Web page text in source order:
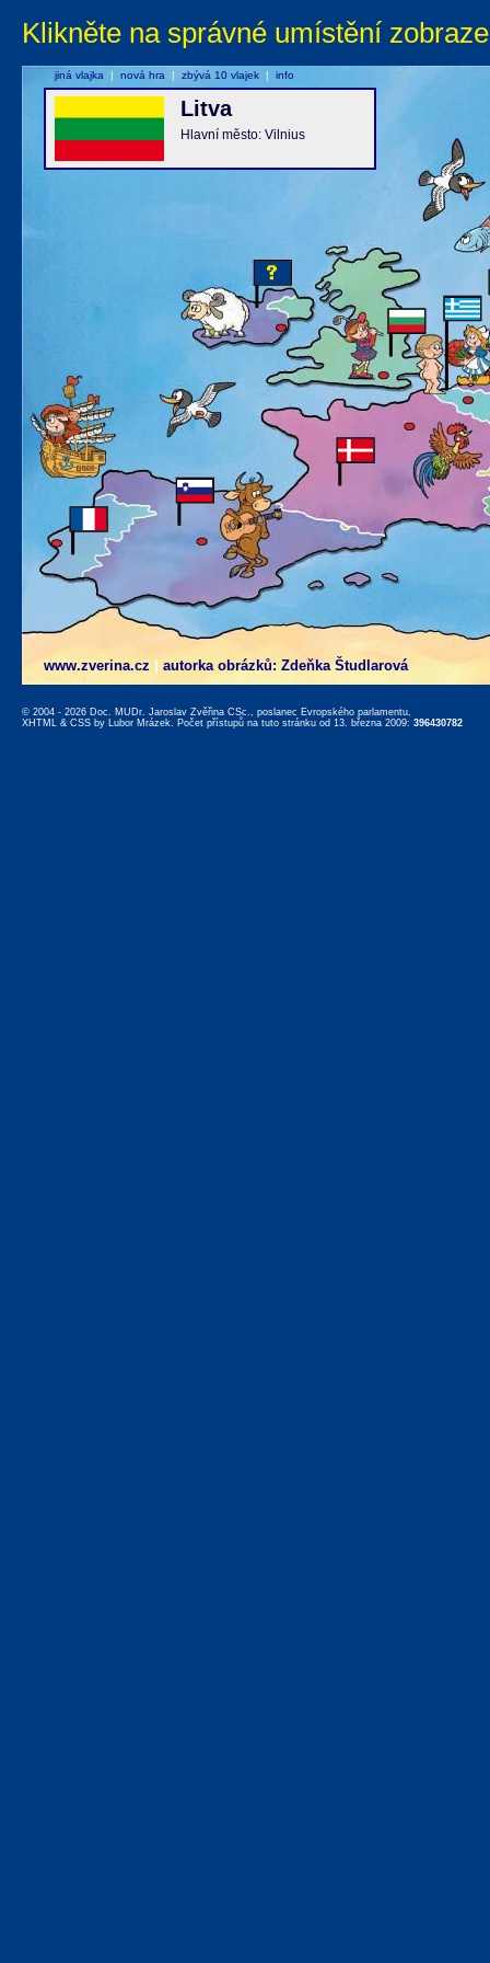
Klikněte na správné umístění
www.zverina.cz autorka obrázků: Zdeňka Študlarová
Litva
Hlavní město: Vilnius
jiná vlajka | nová hra | zbývá 10 vlajek | info
© 2004 - 2026 Doc. MUDr. Jaroslav Zvěřina CSc., poslanec Evropského parlamentu,
XHTML & CSS by Lubor Mrázek. Počet přístupů na tuto stránku od 13. března 2009: 396430782